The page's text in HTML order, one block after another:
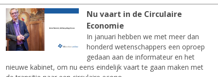
Nu vaart in de Circulaire
Economie
In januari hebben we met meer dan
honderd wetenschappers een oproep
gedaan aan de informateur en het
nieuwe kabinet, om nu eens eindelijk vaart te gaan maken met